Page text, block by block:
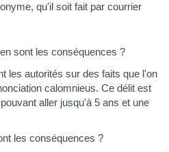
qu'il soit fait par courrier
sont les conséquences ?
les autorités sur des faits que l'on
calomnieus. Ce délit est
aller jusqu'à 5 ans et une
les conséquences ?